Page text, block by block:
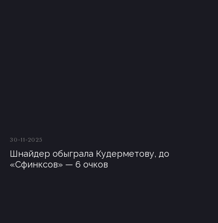
30-11-2025
Шнайдер обыграла Кудерметову, до
«Сфинксов» — 6 очков